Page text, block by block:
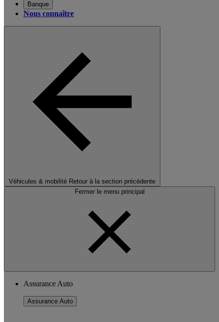
Banque
Nous connaître
Véhicules & mobilité Retour à la section précédente
Fermer le menu principal
Assurance Auto
Assurance Auto